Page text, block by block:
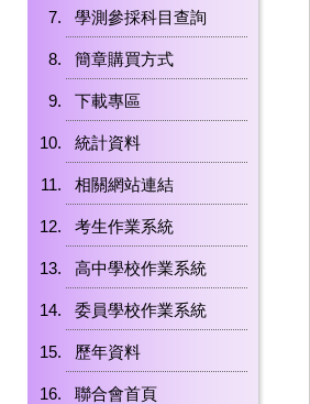
學測參採科目查詢
簡章購買方式
下載專區
統計資料
相關網站連結
考生作業系統
高中學校作業系統
委員學校作業系統
歷年資料
聯合會首頁